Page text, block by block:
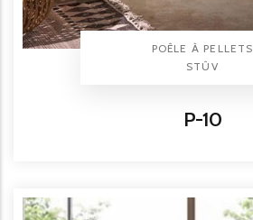
TYPE PRODUITPOÊLE À PELLETS
STÛV
P-10